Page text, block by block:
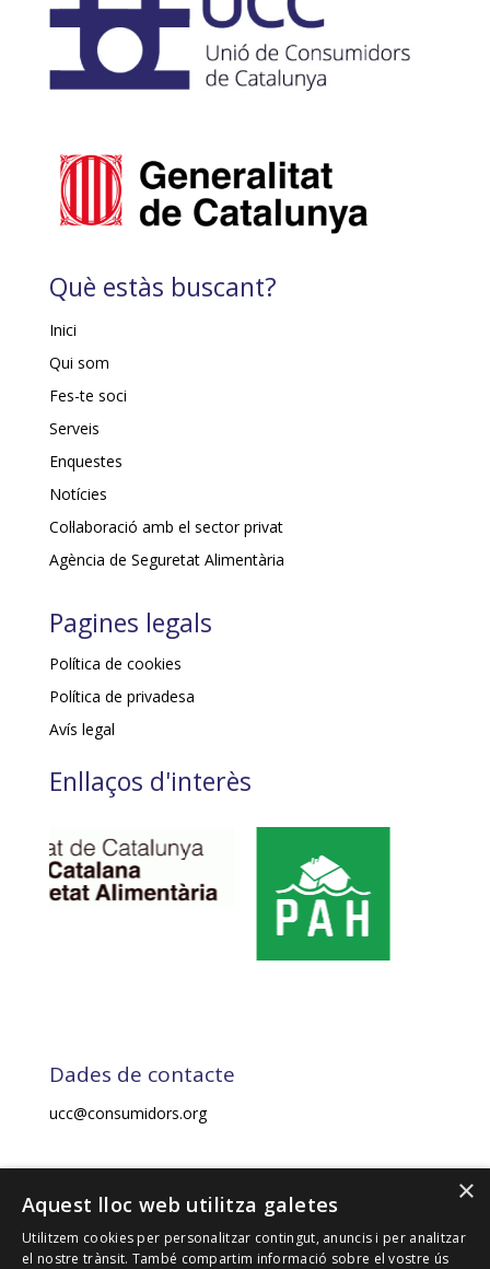
Què estàs buscant?
Inici
Qui som
Fes-te soci
Serveis
Enquestes
Notícies
Col·laboració amb el sector privat
Agència de Seguretat Alimentària
Pagines legals
Política de cookies
Política de privadesa
Avís legal
Enllaços d'interès
Dades de contacte
ucc@consumidors.org
Tots els drets reservats.
×
Aquest lloc web utilitza galetes
Utilitzem cookies per personalitzar contingut, anuncis i per analitzar
el nostre trànsit. També compartim informació sobre el vostre ús